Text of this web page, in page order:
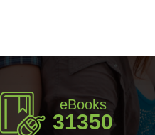
eBooks
31350